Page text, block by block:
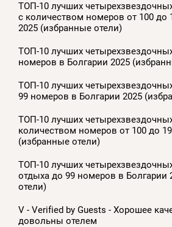
ТОП-10 лучших
с количеством номеров от 100 до
2025 (избранные отели)
ТОП-10 лучших
номеров в Болгарии 2025
ТОП-10 лучших
99 номеров в Болгарии 2025
ТОП-10 лучших
количеством номеров от 100 до
(избранные отели)
ТОП-10 лучших
отдыха до 99 номеров в Болгарии
отели)
V - Verified by Guests - Хорошее
довольны отелем